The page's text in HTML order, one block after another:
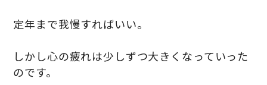
定年まで我慢すればいい。
しかし心の疲れは少しずつ大きくなっていった
のです。